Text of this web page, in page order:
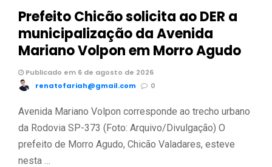
Prefeito Chicão solicita ao DER a
municipalização da Avenida
Mariano Volpon em Morro Agudo
Publicado em 6 de agosto de 2026
renatofariah@gmail.com
0
Avenida Mariano Volpon corresponde ao trecho urbano
da Rodovia SP-373 (Foto: Arquivo/Divulgação) O
prefeito de Morro Agudo, Chicão Valadares, esteve
nesta …